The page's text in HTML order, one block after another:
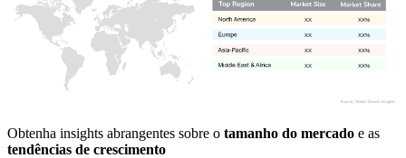
XX%
XX
XX%
XX
XX%
XX
XX%
XX
Obtenha insights abrangentes sobre o tamanho do mercado e as
tendências de crescimento